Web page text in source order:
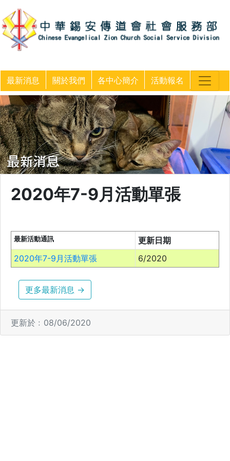
最新消息 關於我們 各中心簡介 活動報名
2020年7-9月活動單張
最新活動通訊
更新日期
2020年7-9月活動單張
6/2020
更多最新消息 →
更新於﹕08/06/2020